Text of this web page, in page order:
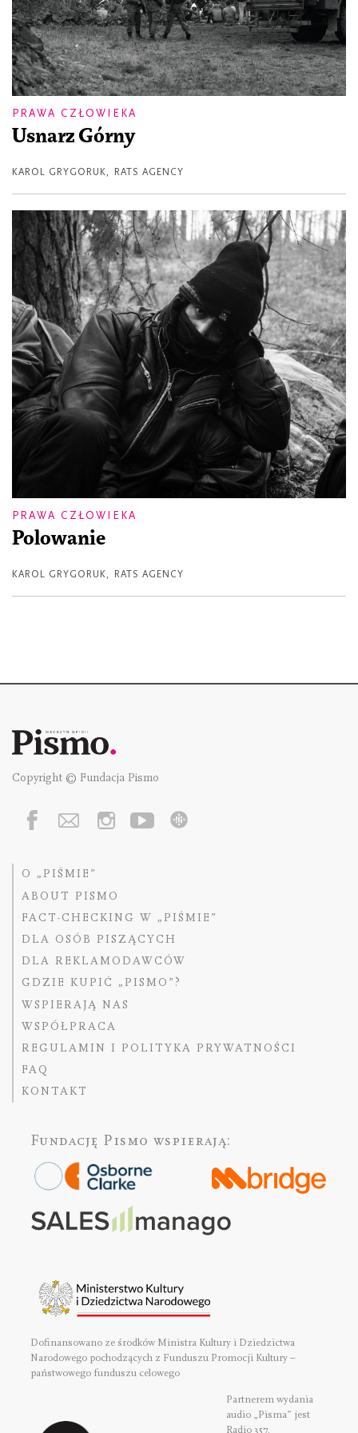
PRAWA CZŁOWIEKA
Usnarz Górny
KAROL GRYGORUK, RATS AGENCY
PRAWA CZŁOWIEKA
Polowanie
KAROL GRYGORUK RATS AGENCY
Copyright © Fundacja Pismo
O „PIŚMIE”
ABOUT PISMO
FACT-CHECKING W „PIŚMIE”
DLA OSÓB PISZĄCYCH
DLA REKLAMODAWCÓW
GDZIE KUPIĆ „PISMO”?
WSPIERAJĄ NAS
WSPÓŁPRACA
REGULAMIN I POLITYKA PRYWATNOŚCI
FAQ
KONTAKT
Fundację Pismo wspierają:
Dofinansowano ze środków Ministra Kultury i Dziedzictwa
Narodowego pochodzących z Funduszu Promocji Kultury –
państwowego funduszu celowego
Partnerem wydania
audio „Pisma” jest
Radio 357.